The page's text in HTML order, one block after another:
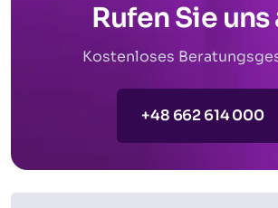
Rufen Sie uns
Kostenloses
+48 662 614 000